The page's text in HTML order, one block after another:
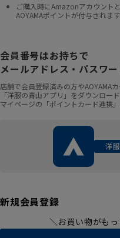
ご購入時にAmazonアカウント
AOYAMAポイントが付与されます
会員番号はお持ちで
メールアドレス・パスワ
店舗で会員登録済みの方やAOYAMAカ
「洋服の青山アプリ」をダウンロー
マイページの「ポイントカード連携
洋
新規会員登録
＼お買い物がも